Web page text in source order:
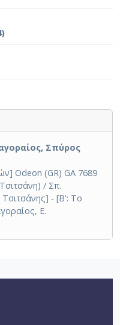
Σπύρος
Odeon (GR) GA 7689
/ Σπ.
- [Β': Το
Ε.